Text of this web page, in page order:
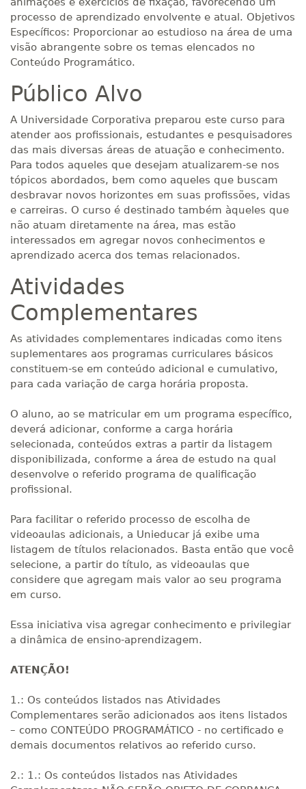
processo de aprendizado envolvente e atual. Objetivos
Específicos: Proporcionar ao estudioso na área de uma
visão abrangente sobre os temas elencados no
Conteúdo Programático.
Público Alvo
A Universidade Corporativa preparou este curso para
atender aos profissionais, estudantes e pesquisadores
das mais diversas áreas de atuação e conhecimento.
Para todos aqueles que desejam atualizarem-se nos
tópicos abordados, bem como aqueles que buscam
desbravar novos horizontes em suas profissões, vidas
e carreiras. O curso é destinado também àqueles que
não atuam diretamente na área, mas estão
interessados em agregar novos conhecimentos e
aprendizado acerca dos temas relacionados.
Atividades
Complementares
As atividades complementares indicadas como itens
suplementares aos programas curriculares básicos
constituem-se em conteúdo adicional e cumulativo,
para cada variação de carga horária proposta.
O aluno, ao se matricular em um programa específico,
deverá adicionar, conforme a carga horária
selecionada, conteúdos extras a partir da listagem
disponibilizada, conforme a área de estudo na qual
desenvolve o referido programa de qualificação
profissional.
Para facilitar o referido processo de escolha de
videoaulas adicionais, a Unieducar já exibe uma
listagem de títulos relacionados. Basta então que você
selecione, a partir do título, as videoaulas que
considere que agregam mais valor ao seu programa
em curso.
Essa iniciativa visa agregar conhecimento e privilegiar
a dinâmica de ensino-aprendizagem.
ATENÇÃO!
1.: Os conteúdos listados nas Atividades
Complementares serão adicionados aos itens listados
– como CONTEÚDO PROGRAMÁTICO - no certificado e
demais documentos relativos ao referido curso.
2.: 1.: Os conteúdos listados nas Atividades